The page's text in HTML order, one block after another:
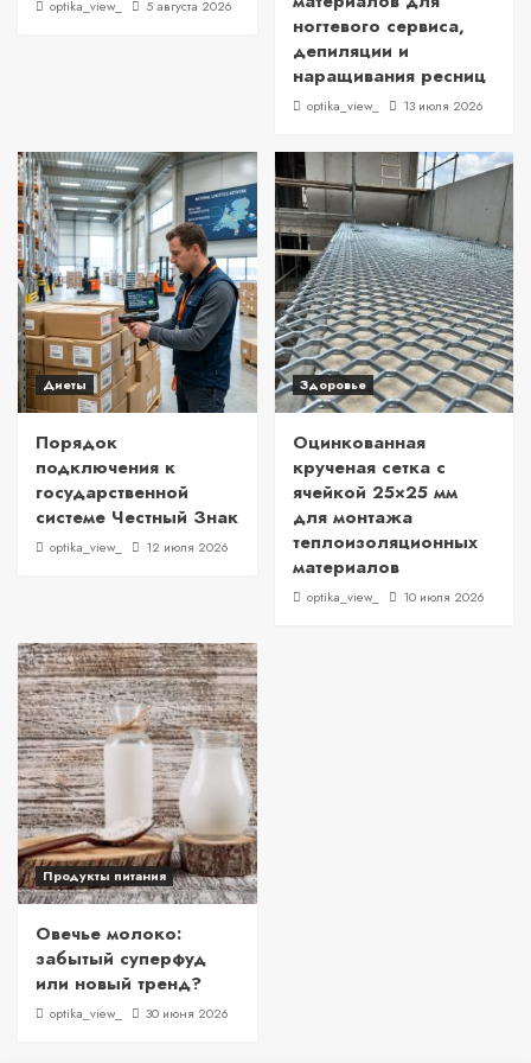
optika_view_ 5 августа 2026
ногтевого сервиса,
депиляции и
наращивания ресниц
optika_view_ 13 июля 2026
Диеты
Порядок
подключения к
государственной
системе Честный Знак
optika_view_ 12 июля 2026
Здоровье
Оцинкованная
крученая сетка с
ячейкой 25×25 мм
для монтажа
теплоизоляционных
материалов
optika_view_ 10 июля 2026
Продукты питания
Овечье молоко:
забытый суперфуд
или новый тренд?
optika_view_ 30 июня 2026